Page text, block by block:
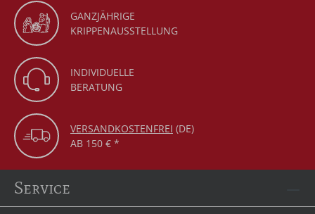
GANZJÄHRIGE
KRIPPENAUSSTELLUNG
INDIVIDUELLE
BERATUNG
VERSANDKOSTENFREI (DE)
AB 150 € *
Service